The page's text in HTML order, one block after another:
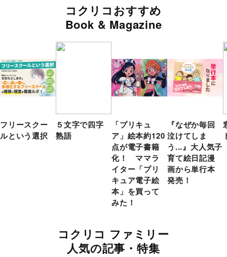
コクリコおすすめ
Book & Magazine
フリースクー
ルという選択
５文字で四字
熟語
「プリキュ
ア」絵本約120
点が電子書籍
化！ ママラ
イター「プリ
キュア電子絵
本」を買って
みた！
『なぜか毎回
泣けてしま
う...』大人気子
育て絵日記漫
画から単行本
発売！
コクリコ ファミリー
人気の記事・特集